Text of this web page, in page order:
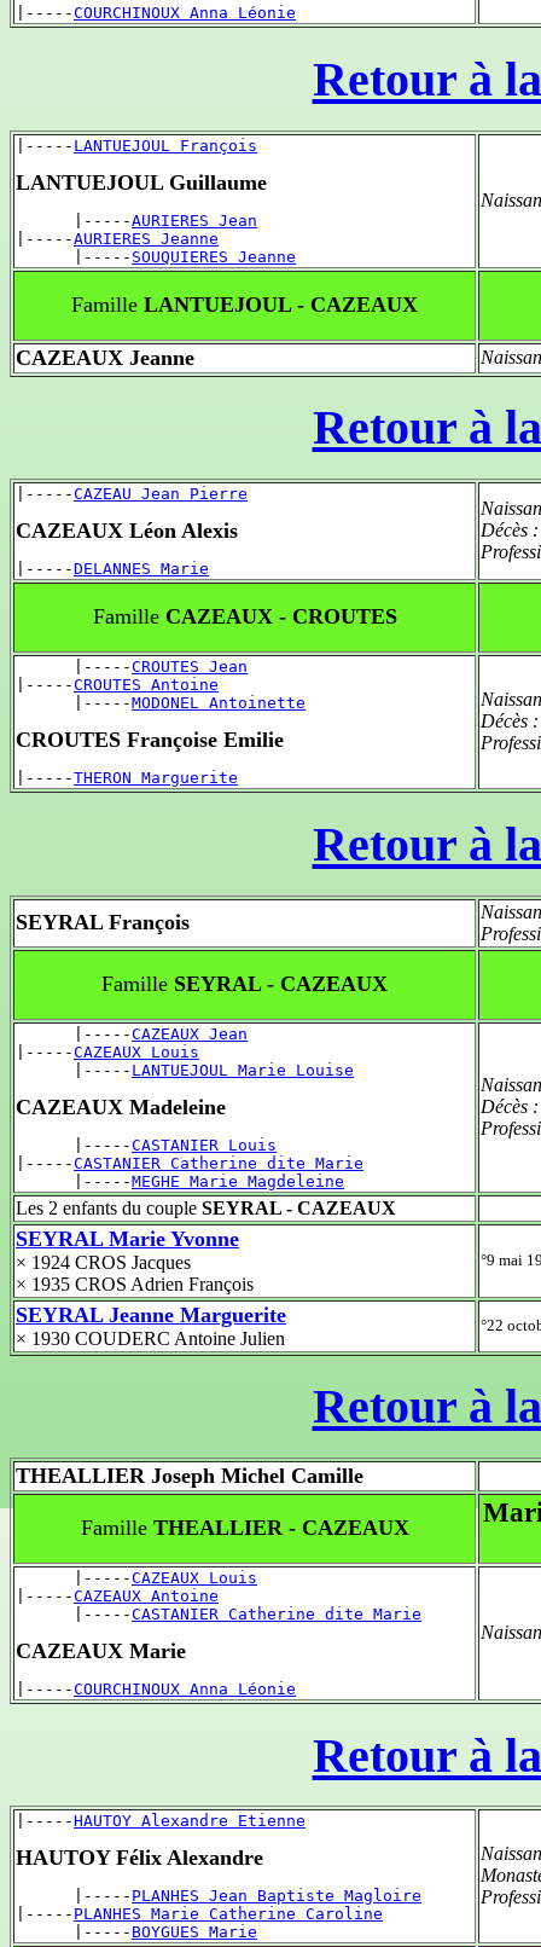
|-----COURCHINOUX Anna Léonie
Retour à
|----- LANTUEJOUL François
LANTUEJOUL Guillaume
      |-----
AURIERES Jean
|-----AURIERES Jeanne
      |-----
SOUQUIERES Jeanne
Famille LANTUEJOUL - CAZEAUX
CAZEAUX Jeanne
Retour à
|-----CAZEAU Jean Pierre
CAZEAUX Léon Alexis
|-----DELANNES Marie
Décès
FamilleCAZEAUX - CROUTES
      |-----
CROUTES Jean
|-----CROUTES Antoine
      |-----
MODONEL Antoinette
CROUTES Françoise Emilie
|-----THERON Marguerite
Décès
Retour à
SEYRAL François
Famille SEYRAL - CAZEAUX
      |-----
CAZEAUX Jean
|-----CAZEAUX Louis
      |-----
LANTUEJOUL Marie Louise
CAZEAUX Madeleine
      |-----
CASTANIER Louis
|-----CASTANIER Catherine dite Marie
      |-----
MEGHE Marie Magdeleine
Décès
Les 2 enfants du couple SEYRAL - CAZEAUX
SEYRAL Marie Yvonne
× 1924 CROS Jacques
× 1935 CROS Adrien François
°9 mai
SEYRAL Jeanne Marguerite
× 1930 COUDERC Antoine Julien
°22
Retour à
THEALLIER Joseph Michel Camille
FamilleTHEALLIER - CAZEAUX
      |-----
CAZEAUX Louis
|-----CAZEAUX Antoine
      |-----
CASTANIER Catherine dite Marie
CAZEAUX Marie
|-----COURCHINOUX Anna Léonie
Retour à
|-----HAUTOY Alexandre Etienne
HAUTOY Félix Alexandre
      |-----
PLANHES Jean Baptiste Magloire
|----- PLANHES Marie Catherine Caroline
      |-----
BOYGUES Marie